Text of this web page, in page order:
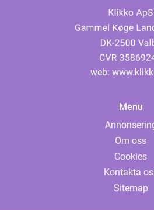
web:
Menu
Om oss
Cookies
Kontakta
Sitemap